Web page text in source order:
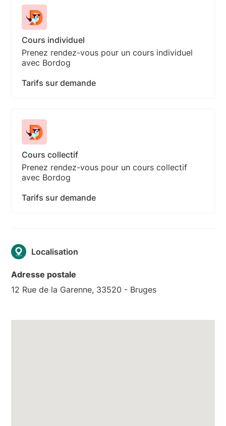
Cours individuel
Prenez rendez-vous pour un cours individuel
avec Bordog
Tarifs sur demande
Cours collectif
Prenez rendez-vous pour un cours collectif
avec Bordog
Tarifs sur demande
Localisation
Adresse postale
12 Rue de la Garenne, 33520 - Bruges